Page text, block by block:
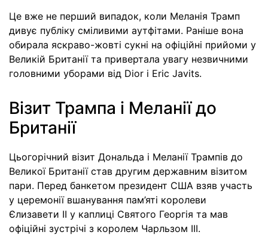
Це вже не перший випадок, коли Меланія Трамп
дивує публіку сміливими аутфітами. Раніше вона
обирала яскраво-жовті сукні на офіційні прийоми у
Великій Британії та привертала увагу незвичними
головними уборами від Dior і Eric Javits.
Візит Трампа і Меланії до
Британії
Цьогорічний візит Дональда і Меланії Трампів до
Великої Британії став другим державним візитом
пари. Перед банкетом президент США взяв участь
у церемонії вшанування пам’яті королеви
Єлизавети ІІ у каплиці Святого Георгія та мав
офіційні зустрічі з королем Чарльзом III.